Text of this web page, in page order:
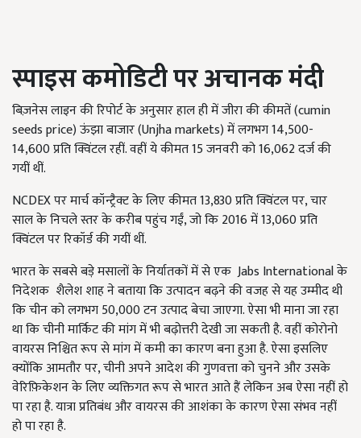
स्पाइस कमोडिटी पर अचानक मंदी
बिज़नेस लाइन की रिपोर्ट के अनुसार हाल ही में जीरा की कीमतें (cumin
seeds price) ऊंझा बाजार (Unjha markets) में लगभग 14,500-
14,600 प्रति क्विंटल रहीं. वहीं ये कीमत 15 जनवरी को 16,062 दर्ज की
गयीं थीं.
NCDEX पर मार्च कॉन्ट्रैक्ट के लिए कीमत 13,830 प्रति क्विंटल पर, चार
साल के निचले स्तर के करीब पहुंच गईं, जो कि 2016 में 13,060 प्रति
क्विंटल पर रिकॉर्ड की गयीं थीं.
भारत के सबसे बड़े मसालों के निर्यातकों में से एक Jabs International के
निदेशक शैलेश शाह ने बताया कि उत्पादन बढ़ने की वजह से यह उम्मीद थी
कि चीन को लगभग 50,000 टन उत्पाद बेचा जाएगा. ऐसा भी माना जा रहा
था कि चीनी मार्किट की मांग में भी बढ़ोत्तरी देखी जा सकती है. वहीं कोरोनो
वायरस निश्चित रूप से मांग में कमी का कारण बना हुआ है. ऐसा इसलिए
क्योंकि आमतौर पर, चीनी अपने आदेश की गुणवत्ता को चुनने और उसके
वेरिफ़िकेशन के लिए व्यक्तिगत रूप से भारत आते हैं लेकिन अब ऐसा नहीं हो
पा रहा है. यात्रा प्रतिबंध और वायरस की आशंका के कारण ऐसा संभव नहीं
हो पा रहा है.